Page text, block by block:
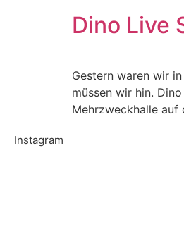
Dino Live
Gestern waren wir
müssen wir hin.
Mehrzweckhalle auf
Instagram